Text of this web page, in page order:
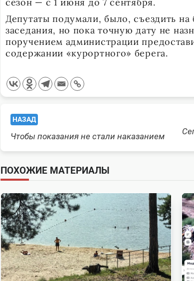
сезон — с 1 июня до 7 сентября.
Депутаты подумали, было, съездить на
заседания, но пока точную дату не
поручением администрации
содержании «курортного» берега.
<span
class="nav-
screen-
reader-
text">Page</span>
НАЗАД
Чтобы показания не стали наказанием
ПОХОЖИЕ МАТЕРИАЛЫ